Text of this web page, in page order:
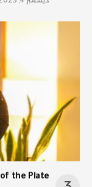
the Plate